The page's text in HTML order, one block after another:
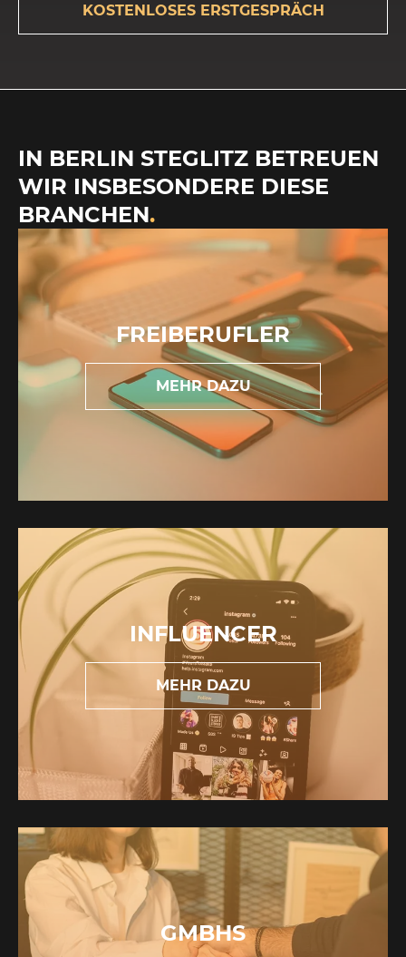
KOSTENLOSES ERSTGESPRÄCH
IN BERLIN STEGLITZ BETREUEN
WIR INSBESONDERE DIESE
BRANCHEN.
FREIBERUFLER
MEHR DAZU
INFLUENCER
MEHR DAZU
GMBHS